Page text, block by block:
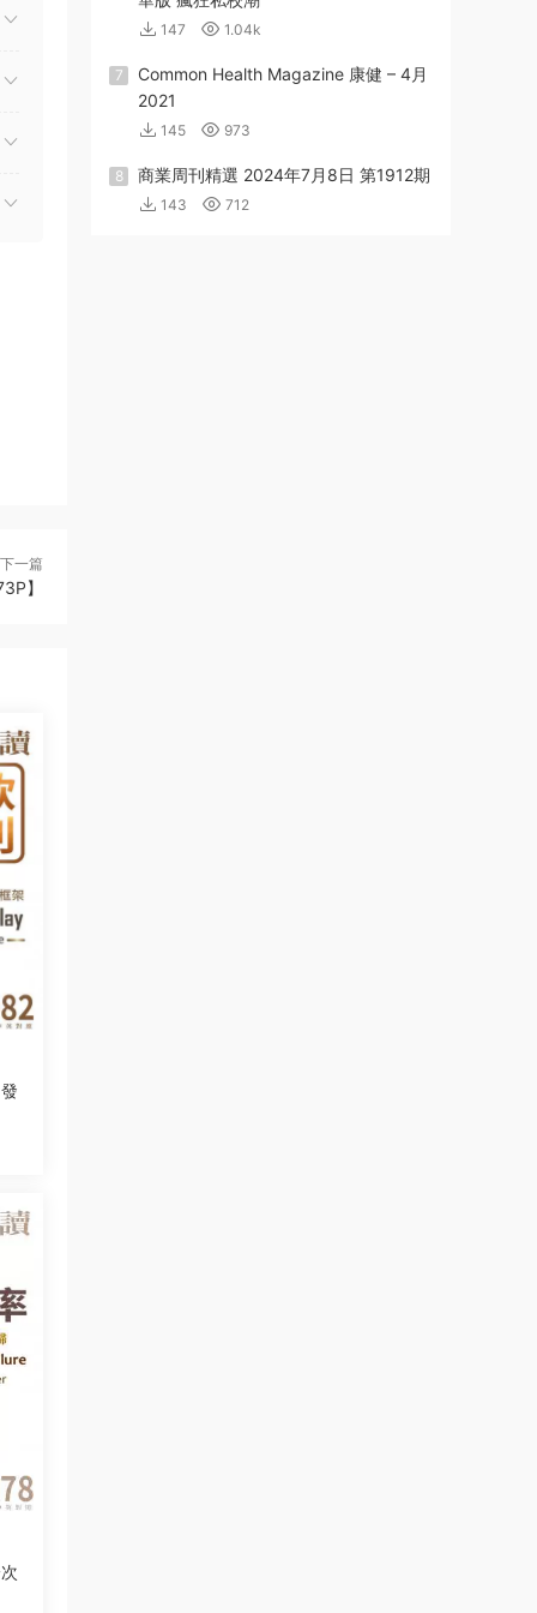
下一篇
】
147 1.04k
7
Common Health Magazine 康健 – 4月
2021
145 973
8 商業周刊精選 2024年7月8日 第1912期
143 712